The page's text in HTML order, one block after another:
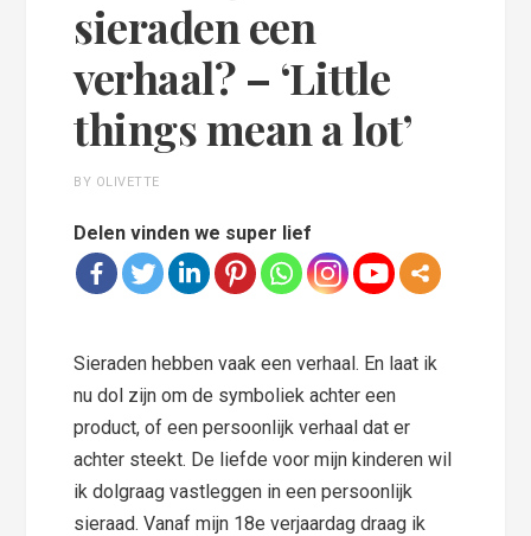
sieraden een
verhaal? – ‘Little
things mean a lot’
BY OLIVETTE
Delen vinden we super lief
Sieraden hebben vaak een verhaal. En laat ik
nu dol zijn om de symboliek achter een
product, of een persoonlijk verhaal dat er
achter steekt. De liefde voor mijn kinderen wil
ik dolgraag vastleggen in een persoonlijk
sieraad. Vanaf mijn 18e verjaardag draag ik